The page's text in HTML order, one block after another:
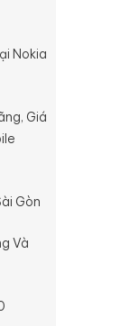
Nokia
Giá
Gòn
Và